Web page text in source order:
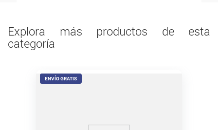
necesitan incorporar, reemplazar o ampliar un
componente sin sumar funciones que no estén
confirmadas. Antes de instalarlo o utilizarlo,
equipo.
Explora más productos de esta
categoría
ENVÍO GRATIS